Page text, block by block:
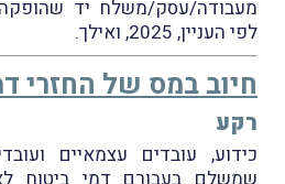
לפי העניין, 2025, ואילך.
חיוב במס של החזרי
רקע
כידוע, עובדים עצמאיים